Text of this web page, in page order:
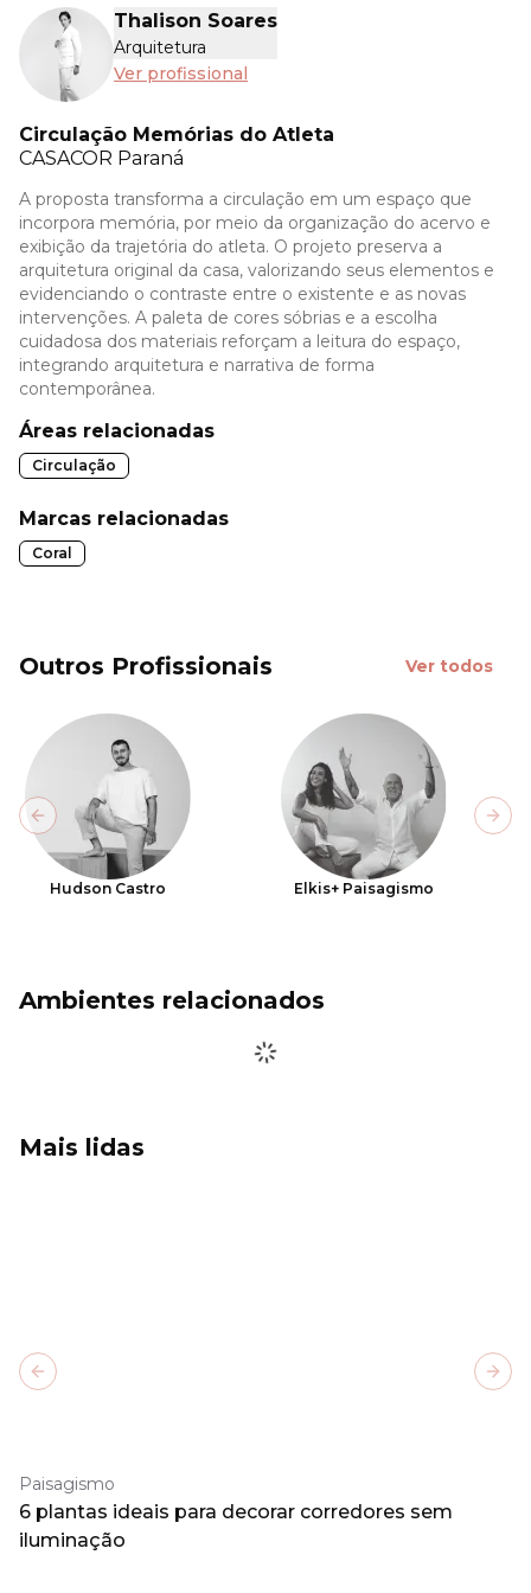
Thalison Soares
Arquitetura
Ver profissional
Circulação Memórias do Atleta
CASACOR Paraná
A proposta transforma a circulação em um espaço que
incorpora memória, por meio da organização do acervo e
exibição da trajetória do atleta. O projeto preserva a
arquitetura original da casa, valorizando seus elementos e
evidenciando o contraste entre o existente e as novas
intervenções. A paleta de cores sóbrias e a escolha
cuidadosa dos materiais reforçam a leitura do espaço,
integrando arquitetura e narrativa de forma
contemporânea.
Áreas relacionadas
Circulação
Marcas relacionadas
Coral
Outros Profissionais Ver todos
Hudson Castro Elkis+ Paisagismo
Previous slide
Ambientes relacionados
Mais lidas
Paisagismo
6 plantas ideais para decorar corredores sem
iluminação
Previous slide